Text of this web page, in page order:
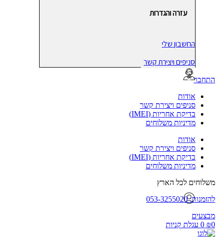
עזרה והגדרות
החשבון שלי
סניפים ויצירת קשר
אודות
סניפים ויצירת קשר
בדיקת אחריות (IMEI)
מדיניות משלוחים
אודות
סניפים ויצירת קשר
בדיקת אחריות (IMEI)
מדיניות משלוחים
לכל הארץ
053-3255020
0 עגלת קניות